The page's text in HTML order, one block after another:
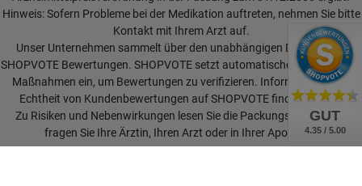
Hinweis: Sofern Probleme bei der Medikation auftreten, nehmen Sie bitte
Kontakt mit Ihrem Arzt auf.
Unser Unternehmen sammelt über den unabhängigen Dienstleister
SHOPVOTE Bewertungen. SHOPVOTE setzt automatische und manuelle
Maßnahmen ein, um Bewertungen zu verifizieren. Informationen zur
Echtheit von Kundenbewertungen auf SHOPVOTE finden Sie hier.
Zu Risiken und Nebenwirkungen lesen Sie die Packungsbeilage und
fragen Sie Ihre Ärztin, Ihren Arzt oder in Ihrer Apotheke.
GUT
4.35 / 5.00